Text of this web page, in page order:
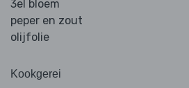
3el bloem
peper en zout
olijfolie
Kookgerei